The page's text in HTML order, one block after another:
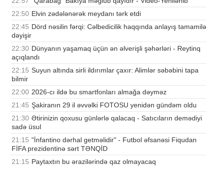
22:50 Elvin zədələnərək meydanı tərk etdi
22:45 Dörd nəsilin fərqi: Cəlbedicilik haqqında anlayış tamamilə
dəyişir
22:30 Dünyanın yaşamaq üçün ən əlverişli şəhərləri - Reytinq
açıqlandı
22:15 Suyun altında sirli ildırımlar çaxır: Alimlər səbəbini tapa
bilmir
22:00 2026-cı ildə bu smartfonları almağa dəyməz
21:45 Şakiranın 29 il əvvəlki FOTOSU yenidən gündəm oldu
21:30 Ətirinizin qoxusu günlərlə qalacaq - Satıcıların demədiyi
sadə üsul
21:15 "İnfantino dərhal getməlidir" - Futbol əfsanəsi Fiqudan
FİFA prezidentinə sərt TƏNQİD
21:15 Paytaxtın bu ərazilərində qaz olmayacaq